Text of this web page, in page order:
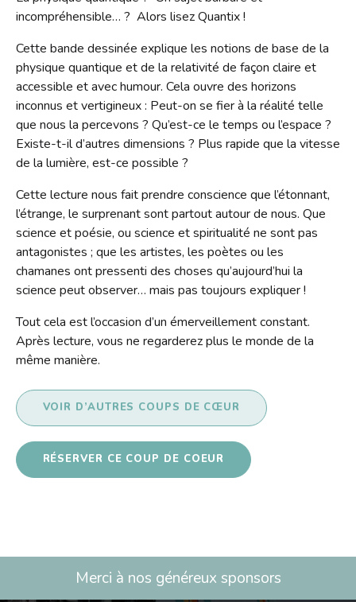
Contact
incompréhensible… ? Alors lisez Quantix !
Cette bande dessinée explique les notions de base de la
physique quantique et de la relativité de façon claire et
accessible et avec humour. Cela ouvre des horizons
inconnus et vertigineux : Peut-on se fier à la réalité telle
que nous la percevons ? Qu’est-ce le temps ou l’espace ?
Existe-t-il d’autres dimensions ? Plus rapide que la vitesse
de la lumière, est-ce possible ?
Cette lecture nous fait prendre conscience que l’étonnant,
l’étrange, le surprenant sont partout autour de nous. Que
science et poésie, ou science et spiritualité ne sont pas
antagonistes ; que les artistes, les poètes ou les
chamanes ont pressenti des choses qu’aujourd’hui la
science peut observer… mais pas toujours expliquer !
Tout cela est l’occasion d’un émerveillement constant.
Après lecture, vous ne regarderez plus le monde de la
même manière.
VOIR D’AUTRES COUPS DE CŒUR
RÉSERVER CE COUP DE COEUR
Merci à nos généreux sponsors